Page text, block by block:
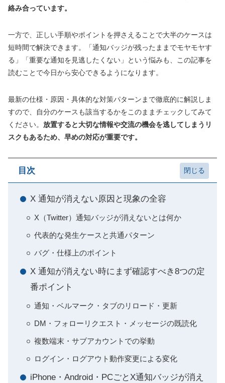
絡み合っています。
一方で、正しい手順やポイントを押さえることで大半のケースは
短時間で解決できます。「通知バッジが残ったままでモヤモヤす
る」「重要な通知を見逃したくない」という悩みも、この記事を
読むことで今日から安心できるようになります。
最新の仕様・原因・具体的な対策パターンまで徹底的に解説しま
すので、自分のケースも該当するかをこのままチェックしてみて
ください。 放置すると大切な情報や交流の機会を逃してしまうリ
スクもあるため、早めの対応が重要です。
目次
X 通知が消えない原因と現象の全容
X（Twitter）通知バッジが消えないとは何か
代表的な発生ケースと共通パターン
バグ・仕様上のポイント
X 通知が消えない時にまず確認すべき8つの定
番ポイント
通知・ベルマーク・タブのリロード・更新
DM・フォローリクエスト・メッセージの既読化
複数端末・サブアカウントでの挙動
ログイン・ログアウト動作変更による変化
iPhone・Android・PCごとX通知バッジが消え